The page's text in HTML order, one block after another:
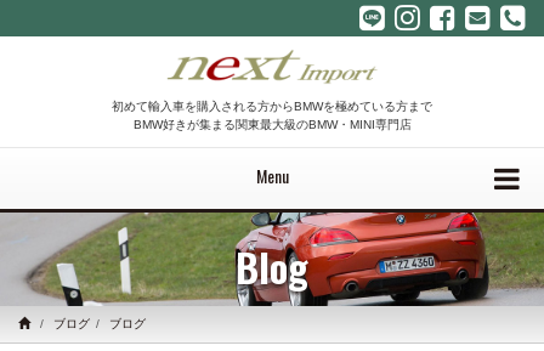
初めて輸入車を購入される方からBMWを極めている方まで
BMW好きが集まる関東最大級のBMW・MINI専門店
Menu
Blog
ブログ ブログ